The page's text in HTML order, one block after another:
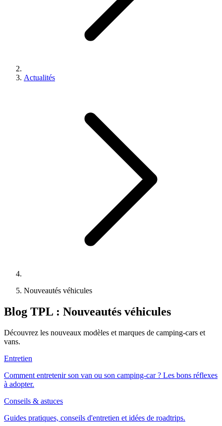
Actualités
Nouveautés véhicules
Blog TPL : Nouveautés véhicules
Découvrez les nouveaux modèles et marques de camping-cars et
vans.
Entretien
Comment entretenir son van ou son camping-car ? Les bons réflexes
à adopter.
Conseils & astuces
Guides pratiques, conseils d'entretien et idées de roadtrips.